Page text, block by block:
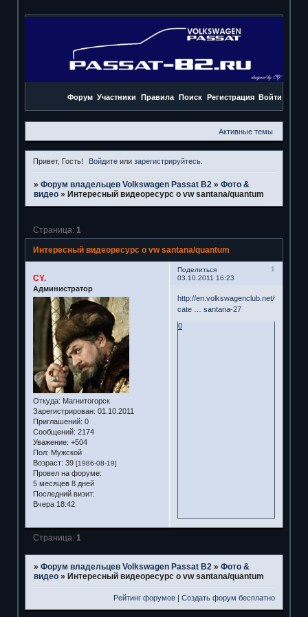
Форум Участники Правила Поиск Регистрация Войти
Активные темы
Привет, Гость! Войдите илизарегистрируйтесь
» Форум владельцев Volkswagen Passat B2 » Фото &
видео » Интересный видеоресурс о vw santana/quantum
Интересный видеоресурс о vw santana/quantum
Страница: 1
Поделиться
1
03.10.2011 16:23
CY.
Администратор
Откуда: Магнитогорск
Зарегистрирован: 01.10.2011
Приглашений: 0
Сообщений: 2174
Уважение: +504
Пол: Мужской
Возраст: 39 [1986-08-19]
Провел на форуме:
5 месяцев 8 дней
Последний визит:
Вчера 18:42
http://en.volkswagenclub.net/video-
cate … santana-27
0
Страница: 1
» Форум владельцев Volkswagen Passat B2 » Фото &
видео » Интересный видеоресурс о vw santana/quantum
Рейтинг форумов |Создать форум бесплатно